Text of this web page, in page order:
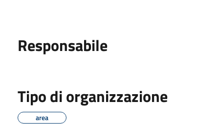
Responsabile
Tipo di organizzazione
area